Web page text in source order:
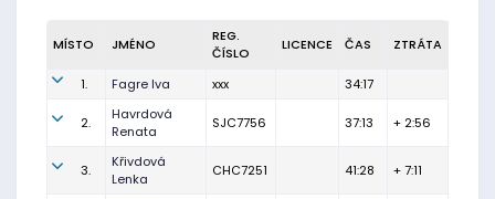
MÍSTO JMÉNO
REG.
ČÍSLO
LICENCE ČAS ZTRÁTA
1. Fagre Iva xxx 34:17
2.
Havrdová
Renata
SJC7756 37:13 + 2:56
3.
Křivdová
Lenka
CHC7251 41:28 + 7:11